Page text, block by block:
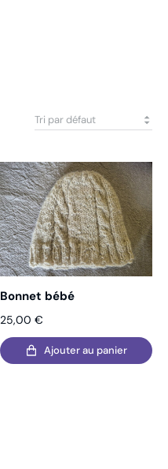
Bonnet bébé
25,00 €
Ajouter au panier